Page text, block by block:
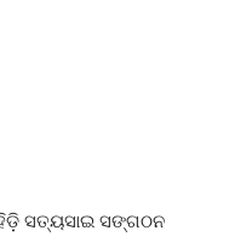
ସତ୍ୟସାଇ ସଙ୍ଗଠନ